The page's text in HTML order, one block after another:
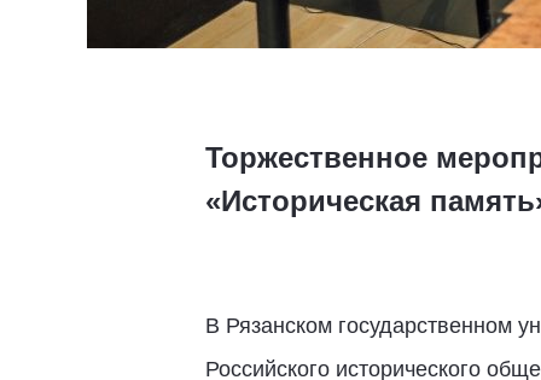
Торжественное
«Историческая
В Рязанском государственном
Российского исторического